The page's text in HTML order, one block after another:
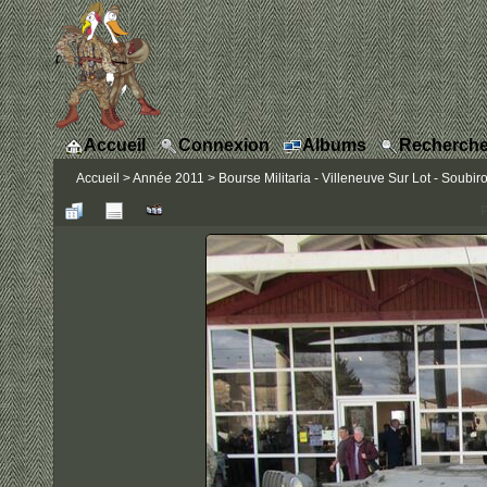
Accueil Connexion Albums
Accueil >Année 2011 > Bourse Militaria - Villeneuve Sur Lot -